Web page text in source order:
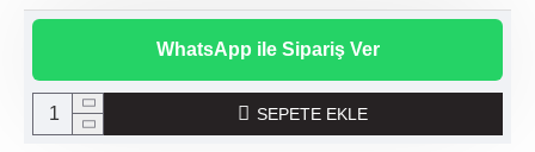
WhatsApp ile Sipariş Ver
SEPETE EKLE